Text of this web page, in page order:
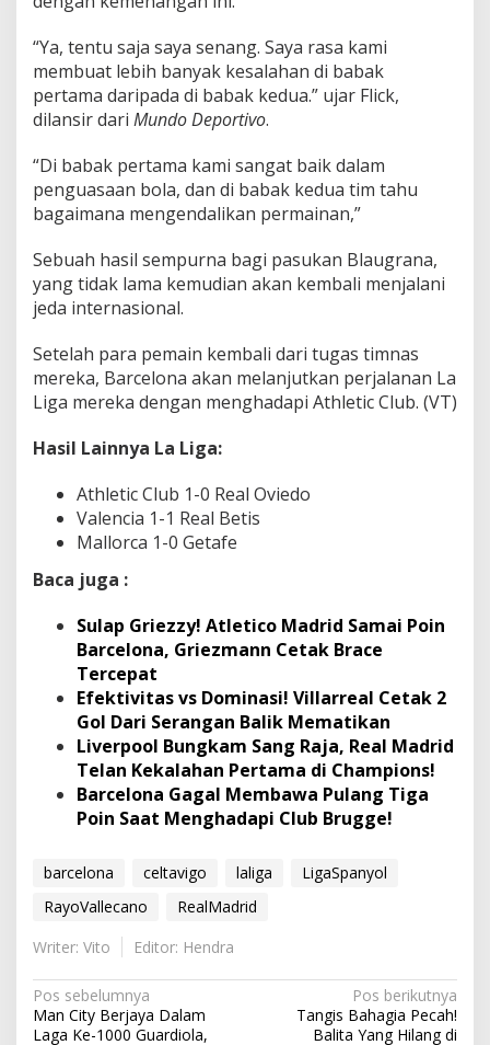
“Ya, tentu saja saya senang. Saya rasa kami
membuat lebih banyak kesalahan di babak
pertama daripada di babak kedua.” ujar Flick,
dilansir dari Mundo Deportivo.
“Di babak pertama kami sangat baik dalam
penguasaan bola, dan di babak kedua tim tahu
bagaimana mengendalikan permainan,”
Sebuah hasil sempurna bagi pasukan Blaugrana,
yang tidak lama kemudian akan kembali menjalani
jeda internasional.
Setelah para pemain kembali dari tugas timnas
mereka, Barcelona akan melanjutkan perjalanan La
Liga mereka dengan menghadapi Athletic Club. (VT)
Hasil Lainnya La Liga:
Athletic Club 1-0 Real Oviedo
Valencia 1-1 Real Betis
Mallorca 1-0 Getafe
Baca juga :
Sulap Griezzy! Atletico Madrid Samai Poin
Barcelona, Griezmann Cetak Brace
Tercepat
Efektivitas vs Dominasi! Villarreal Cetak 2
Gol Dari Serangan Balik Mematikan
Liverpool Bungkam Sang Raja, Real Madrid
Telan Kekalahan Pertama di Champions!
Barcelona Gagal Membawa Pulang Tiga
Poin Saat Menghadapi Club Brugge!
barcelona celtavigo laliga
LigaSpanyol
RayoVallecano
RealMadrid
Writer: Vito
Editor: Hendra
N
a
Pos sebelumnya
Man City Berjaya Dalam
Laga Ke-1000 Guardiola,
Pos berikutnya
Tangis Bahagia Pecah!
Balita Yang Hilang di